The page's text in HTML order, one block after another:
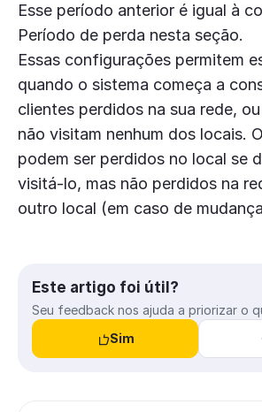
Esse período anterior é igual à
Período de perda nesta seção.
Essas configurações permitem
quando o sistema começa a
clientes perdidos na sua rede,
não visitam nenhum dos locais.
podem ser perdidos no local se
visitá-lo, mas não perdidos na
outro local (em caso de
Este artigo foi útil?
Seu feedback nos ajuda a priorizar o
Sim